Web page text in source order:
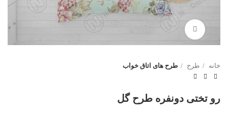
برای بزرگنمایی کلیک کنید
خانه طرح طرح های اتاق خواب
رو تختی دونفره طرح گل